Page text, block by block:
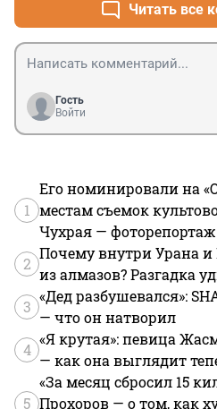
Читать все
Гость
Войти
1
Его номинировали на
местам съемок
Чухрая — фоторепортаж
2
Почему внутри Урана
из алмазов? Разгадка
3
«Дед разбушевался»:
— что он натворил
4
«Я крутая»: певица
— как она выглядит
5
«За месяц сбросил 15
Прохоров — о том, как